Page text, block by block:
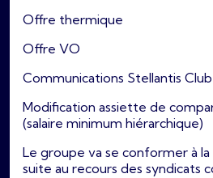
Offre thermique
Offre VO
Communications Stellantis
Modification assiette de
(salaire minimum hiérarchique)
Le groupe va se conformer à la
suite au recours des syndicats